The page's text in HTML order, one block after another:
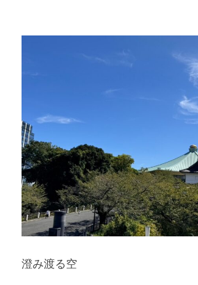
澄み渡る空